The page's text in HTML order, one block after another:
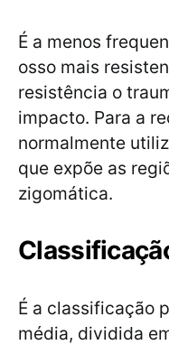
É a menos
osso mais
resistência o
impacto. Para a
normalmente
que expõe as
zigomática.
É a classificação
média, dividida